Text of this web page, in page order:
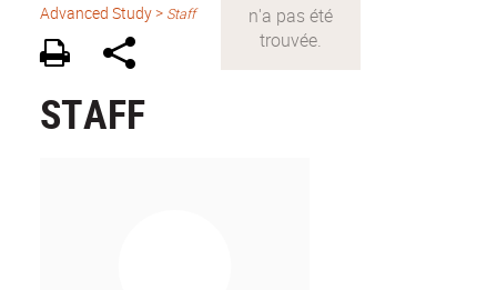
Advanced Study > Staff
STAFF